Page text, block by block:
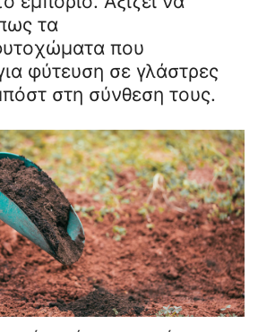
τα
που
φύτευση σε γλάστρες
στη σύνθεση τους.